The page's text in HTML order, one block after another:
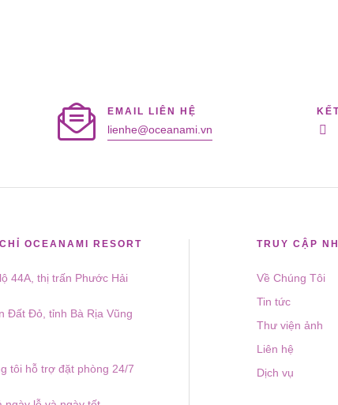
EMAIL LIÊN HỆ
lienhe@oceanami.vn
OCEANAMI RESORT
44A, thị trấn Phước Hải
Đất Đỏ, tỉnh Bà Rịa Vũng
tôi hỗ trợ đặt phòng 24/7
TRUY CẬP
Về Chúng Tôi
Tin tức
Thư viện ảnh
Liên hệ
Dịch vụ